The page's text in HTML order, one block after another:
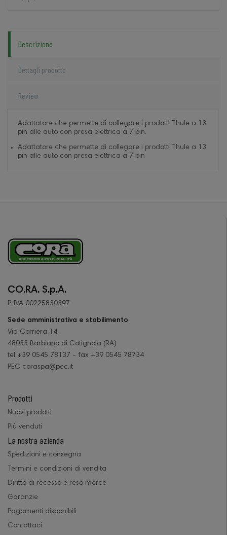
Descrizione
Dettagli prodotto
Review
Adattatore che permette di collegare i prodotti Thule a 13
pin alle auto con presa elettrica a 7 pin.
Adattatore che permette di collegare i prodotti Thule a 13
pin alle auto con presa elettrica a 7 pin
CO.RA. S.p.A.
P. IVA 00225830397
Sede amministrativa e stabilimento
Via Corriera 14
48033 Barbiano di Cotignola (RA)
tel +39 0545 78137 - fax +39 0545 78734
PEC coraspa@pec.it
Prodotti
Nuovi prodotti
Più venduti
La nostra azienda
Spedizioni e consegna
Termini e condizioni di vendita
Diritto di recesso e reso merce
Garanzie
Pagamenti disponibili
Contattaci